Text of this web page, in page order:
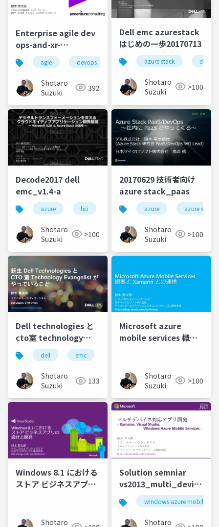
Enterprise agile dev
ops-and-xr-
techonology-
adoption-for-fintech-
20180324
agie devops software development
Shotaro
Suzuki
392
Dell emc azurestack
はじめの一歩20170713
azure stack cloud
Shotaro
Suzuki
>100
Decode2017 dell
emc_v1.4-a
azure hci server windows server 2016
Shotaro
Suzuki
>100
20170629 技術者向け
azure stack_paas
azure azure stack
Shotaro
Suzuki
>100
Dell technologies と
cto室 technology
evangelist のご紹介
for-devrel
dell emc
Shotaro
Suzuki
133
Microsoft azure
mobile services 概要
Shotaro
Suzuki
>100
Windows 8.1 における
ストア ビジネスアプリ
Shotaro
Solution semniar
vs2013_multi_device-
20140310windows azure mobile
Shotaro